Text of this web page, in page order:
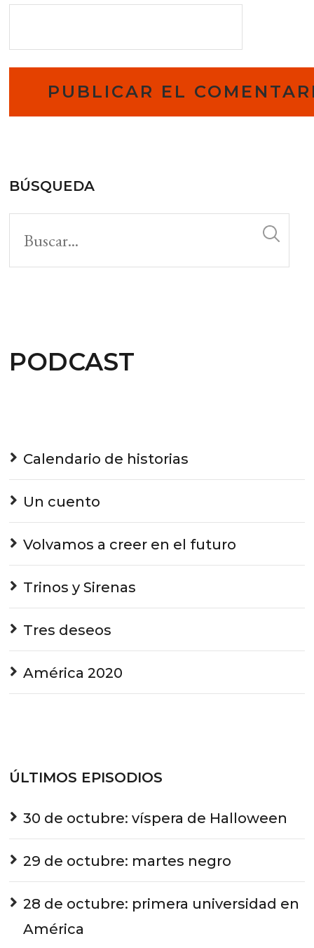
BÚSQUEDA
PODCAST
Calendario de historias
Un cuento
Volvamos a creer en el futuro
Trinos y Sirenas
Tres deseos
América 2020
ÚLTIMOS EPISODIOS
30 de octubre: víspera de Halloween
29 de octubre: martes negro
28 de octubre: primera universidad en
América